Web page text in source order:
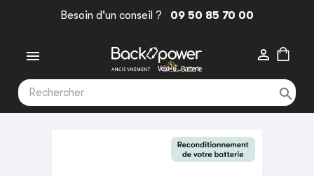
Besoin d'un conseil ? 09 50 85 70 00
 
